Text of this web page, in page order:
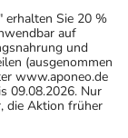
erhalten Sie 20 %
auf
und
(ausgenommen
www.aponeo.de
09.08.2026. Nur
die Aktion früher